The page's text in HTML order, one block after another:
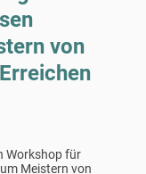
von
Workshop für
Meistern von